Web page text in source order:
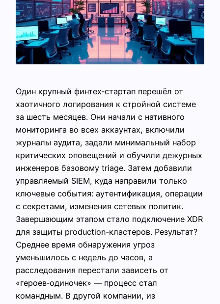
Один крупный финтех‑стартап перешёл от
хаотичного логирования к стройной системе
за шесть месяцев. Они начали с нативного
мониторинга во всех аккаунтах, включили
журналы аудита, задали минимальный набор
критических оповещений и обучили дежурных
инженеров базовому triage. Затем добавили
управляемый SIEM, куда направили только
ключевые события: аутентификация, операции
с секретами, изменения сетевых политик.
Завершающим этапом стало подключение XDR
для защиты production‑кластеров. Результат?
Среднее время обнаружения угроз
уменьшилось с недель до часов, а
расследования перестали зависеть от
«героев‑одиночек» — процесс стал
командным. В другой компании, из